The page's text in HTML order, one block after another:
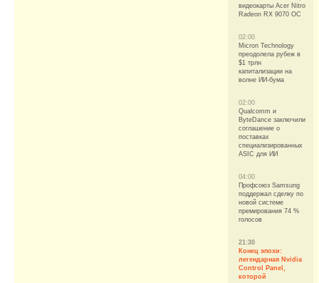
видеокарты Acer Nitro
Radeon RX 9070 OC
02:00
Micron Technology
преодолела рубеж в
$1 трлн
капитализации на
волне ИИ-бума
02:00
Qualcomm и
ByteDance заключили
соглашение о
поставках
специализированных
ASIC для ИИ
04:00
Профсоюз Samsung
поддержал сделку по
новой системе
премирования 74 %
голосов
21:30
Конец эпохи:
легендарная Nvidia
Control Panel,
которой